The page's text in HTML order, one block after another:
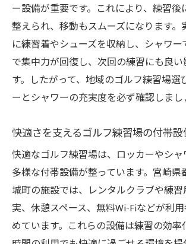
ー設備が重要です。これにより、練習後
整えられ、移動もスムーズになります。
に練習着やシューズを収納し、シャワー
で集中力が回復し、次回の練習にも良
す。したがって、地域のゴルフ練習場選
ーとシャワーの充実度を必ず確認しまし
快適さを支えるゴルフ練習場の付帯設
快適なゴルフ練習場は、ロッカーやシャ
多様な付帯設備が整っています。宮崎県
城町の施設では、レンタルクラブや練
実、休憩スペース、無料Wi-Fiなどが利
めています。これらの設備は練習の効